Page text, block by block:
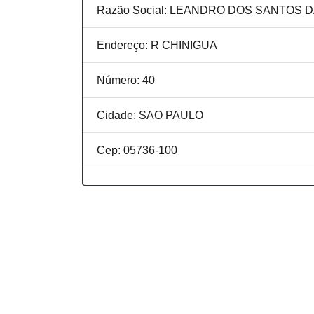
Razão Social: LEANDRO DOS SANTOS
Endereço: R CHINIGUA
Número: 40
Cidade: SAO PAULO
Cep: 05736-100